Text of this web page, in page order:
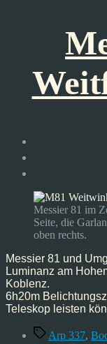
Messier 81 im
Seite, die
oben rechts.
Messier 81 und
Luminanz am
Koblenz.
6h20m
Teleskop leisten
Schlagwörter
Arp 337,